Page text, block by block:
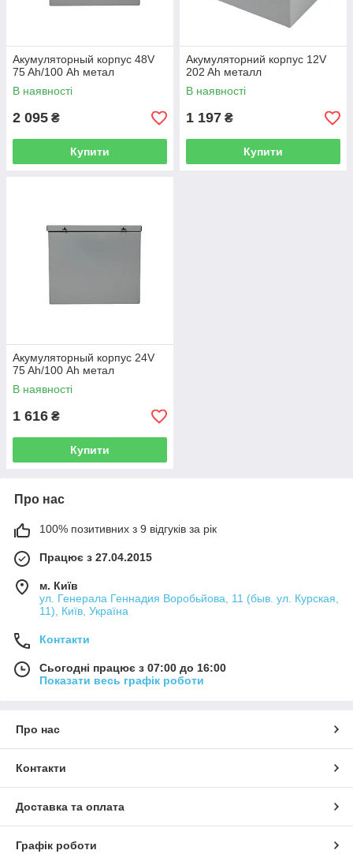
Акумуляторный корпус 48V
75 Ah/100 Аh метал
В наявності
2 095 ₴
Купити
Акумуляторний корпус 12V
202 Ah металл
В наявності
1 197 ₴
Купити
Акумуляторный корпус 24V
75 Ah/100 Аh метал
В наявності
1 616 ₴
Купити
Про нас
100% позитивних з 9 відгуків за рік
Працює з 27.04.2015
м. Київ
ул. Генерала Геннадия Воробьйова, 11 (быв. ул. Курская,
11), Київ, Україна
Контакти
Сьогодні працює з 07:00 до 16:00
Показати весь графік роботи
Про нас
Контакти
Доставка та оплата
Графік роботи